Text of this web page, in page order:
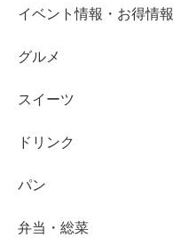
イベント情報・お得情報
グルメ
スイーツ
ドリンク
パン
弁当・総菜